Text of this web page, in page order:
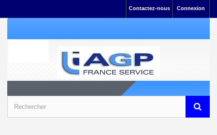
Connexion
Contactez-nous